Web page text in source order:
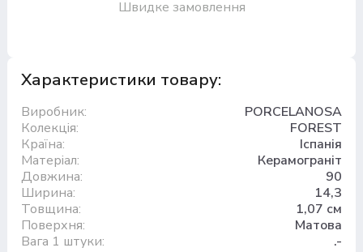
Швидке замовлення
Характеристики товару:
Виробник:
PORCELANOSA
Колекція:
FOREST
Країна:
Іспанія
Матеріал:
Керамограніт
Довжина:
90
Ширина:
14,3
Товщина:
1,07 см
Поверхня:
Матова
Вага 1 штуки:
.-